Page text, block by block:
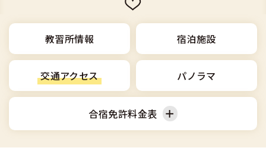
準中型車
中型車
大型車
特集ページ一覧
格安シーズン料金
出発地別おすすめ校
こだわり、テーマから探す
360度パノラマ教習所
安心・お得・早い・充実の合宿免許
合宿免許選びのアドバイス
合宿免許の入校までの流れ
合宿免許での免許取得の流れ
合宿免許で最短合格するには
高校生は運転免許を取れる？
免許取消・失効による再取得
冬・雪国の合宿免許は大丈夫？
合宿免許ナビについて
会社情報・代表メッセージ
会社概要
登録商標
お気に入りの教習所一覧
運転者適性診断
0120-49-5522
入校申込
教習所情報 宿泊施設
交通アクセス パノラマ
合宿免許料金表
普通車 準中型車